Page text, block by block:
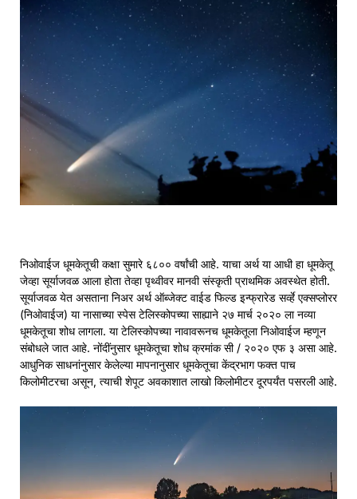
निओवाईज धूमकेतूची कक्षा सुमारे ६८०० वर्षांची आहे. याचा अर्थ या आधी हा धूमकेतू
जेव्हा सूर्याजवळ आला होता तेव्हा पृथ्वीवर मानवी संस्कृती प्राथमिक अवस्थेत होती.
सूर्याजवळ येत असताना निअर अर्थ ऑब्जेक्ट वाईड फिल्ड इन्फ्रारेड सर्व्हे एक्सप्लोरर
(निओवाईज) या नासाच्या स्पेस टेलिस्कोपच्या साह्याने २७ मार्च २०२० ला नव्या
धूमकेतूचा शोध लागला. या टेलिस्कोपच्या नावावरूनच धूमकेतूला निओवाईज म्हणून
संबोधले जात आहे. नोंदींनुसार धूमकेतूचा शोध क्रमांक सी / २०२० एफ ३ असा आहे.
आधुनिक साधनांनुसार केलेल्या मापनानुसार धूमकेतूचा केंद्रभाग फक्त पाच
किलोमीटरचा असून, त्याची शेपूट अवकाशात लाखो किलोमीटर दूरपर्यंत पसरली आहे.